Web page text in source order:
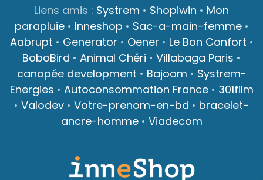
Liens amis : Systrem • Shopiwin • Mon
parapluie• Inneshop • Sac-a-main-femme•
Aabrupt • Generator • Oener • Le Bon Confort •
BoboBird • Animal Chéri • Villabaga Paris •
canopée development • Bajoom • Systrem-
Energies • Autoconsommation France• 301film
• Valodev • Votre-prenom-en-bd • bracelet-
ancre-homme• Viadecom